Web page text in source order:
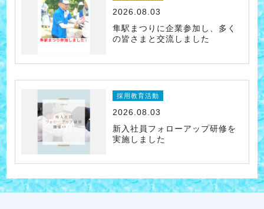
2026.08.03
隼駅まつりに企業参加し、多く
の皆さまと交流しました
採用教育活動
2026.08.03
新入社員フォローアップ研修を
実施しました